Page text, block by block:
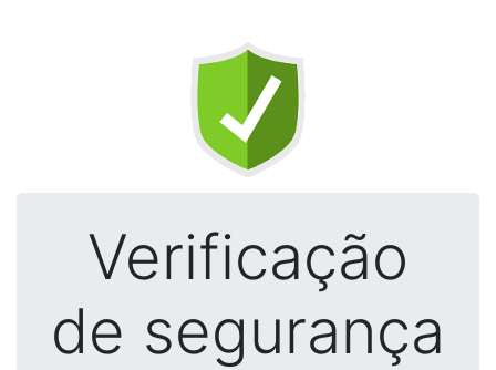
Verificação
de segurança